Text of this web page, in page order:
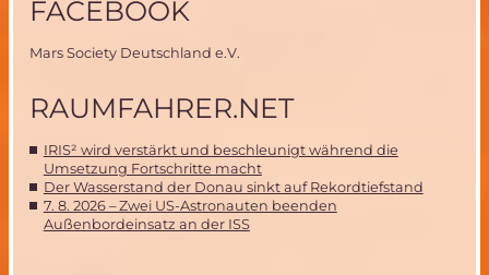
FACEBOOK
Mars Society Deutschland e.V.
RAUMFAHRER.NET
IRIS² wird verstärkt und beschleunigt während die
Umsetzung Fortschritte macht
Der Wasserstand der Donau sinkt auf Rekordtiefstand
7. 8. 2026 – Zwei US-Astronauten beenden
Außenbordeinsatz an der ISS